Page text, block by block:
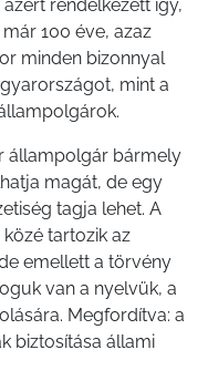
rendelkezett így,
100 éve, azaz
minden bizonnyal
mint a
állampolgár bármely
magát, de egy
tagja lehet. A
tartozik az
emellett a törvény
van a nyelvük, a
Megfordítva: a
biztosítása állami